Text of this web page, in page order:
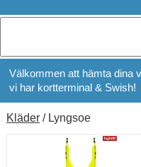
Välkommen att hämta dina
vi har kortterminal & Swish!
Kläder/ Lyngsoe